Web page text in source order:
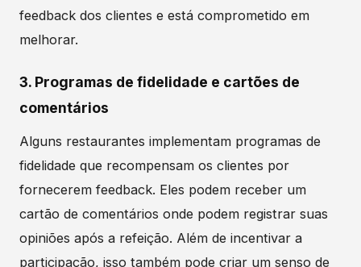
feedback dos clientes e está comprometido em
melhorar.
3. Programas de fidelidade e cartões de
comentários
Alguns restaurantes implementam programas de
fidelidade que recompensam os clientes por
fornecerem feedback. Eles podem receber um
cartão de comentários onde podem registrar suas
opiniões após a refeição. Além de incentivar a
participação, isso também pode criar um senso de